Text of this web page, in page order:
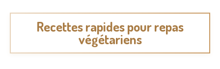
Recettes rapides pour repas
végétariens